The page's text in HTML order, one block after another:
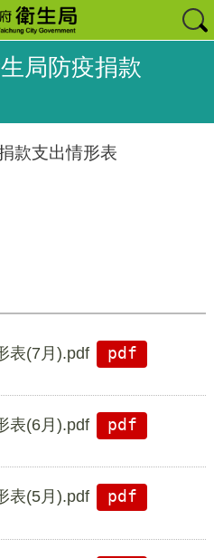
局防疫捐款
款支出情形表
表(7月).pdf
pdf
表(6月).pdf
pdf
表(5月).pdf
pdf